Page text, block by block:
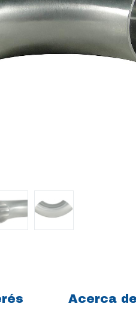
Acerca de